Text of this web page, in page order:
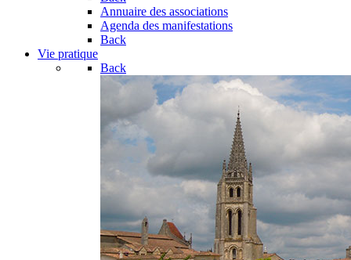
Annuaire des associations
Agenda des manifestations
Back
Vie pratique
Back